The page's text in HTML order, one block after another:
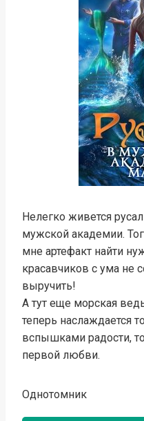
Нелегко живется
мужской академии.
мне артефакт найти
красавчиков с ума не
выручить!
А тут еще морская
теперь наслаждается
вспышками радости,
первой любви.
Однотомник